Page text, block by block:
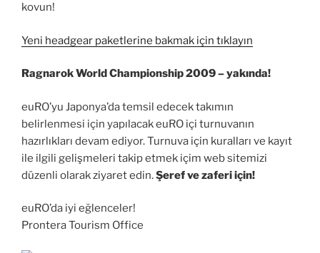
kovun!
Yeni headgear paketlerine bakmak için tıklayın
Ragnarok World Championship 2009 – yakında!
euRO’yu Japonya’da temsil edecek takımın
belirlenmesi için yapılacak euRO içi turnuvanın
hazırlıkları devam ediyor. Turnuva için kuralları ve kayıt
ile ilgili gelişmeleri takip etmek içim web sitemizi
düzenli olarak ziyaret edin.Şeref ve zaferi için!
euRO’da iyi eğlenceler!
Prontera Tourism Office